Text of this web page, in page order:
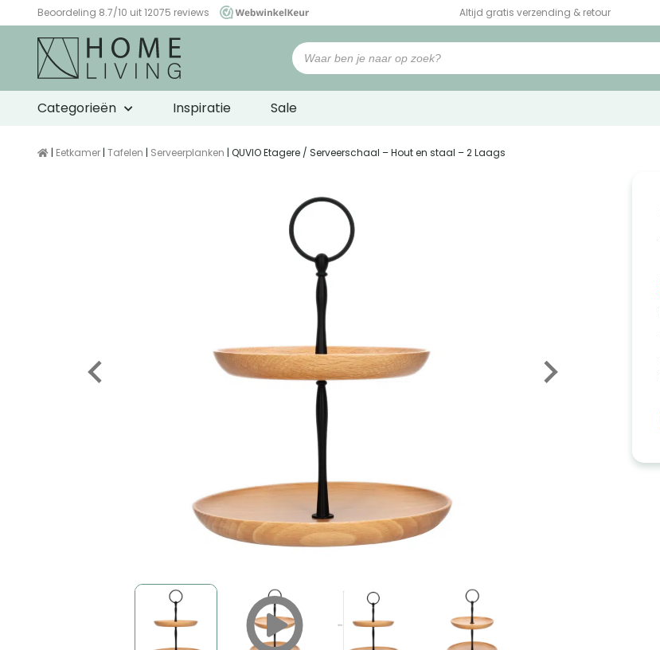
Beoordeling 8.7/10 uit 12075 reviews
WebwinkelKeur
Altijd gratis verzending & retour
Categorieën Inspiratie Sale
| Eetkamer | Tafelen | Serveerplanken | QUVIO Etagere / Serveerschaal – Hout en staal – 2 Laags